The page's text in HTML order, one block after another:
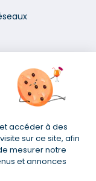
accéder à des
sur ce site, afin
mesurer notre
et annonces
profil
amortissable de 330
non cadre assuré à
et une personne
ITT, IPP) âgée de 35
connu. Au
179,08 €/mois
14/07/2022 avec
: 15 117,65 €).